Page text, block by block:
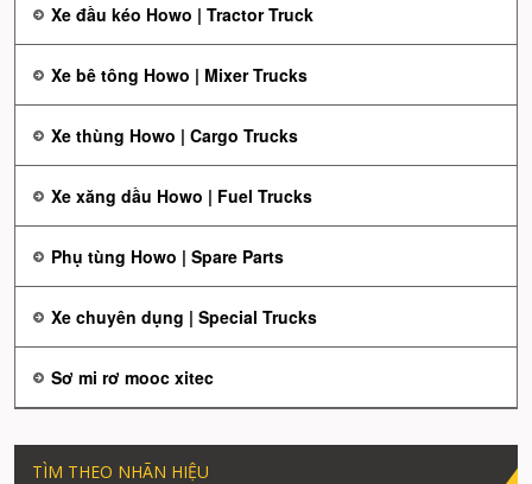
Xe đầu kéo Howo | Tractor Truck
Xe bê tông Howo | Mixer Trucks
Xe thùng Howo | Cargo Trucks
Xe xăng dầu Howo | Fuel Trucks
Phụ tùng Howo | Spare Parts
Xe chuyên dụng | Special Trucks
Sơ mi rơ mooc xitec
TÌM THEO NHÃN HIỆU